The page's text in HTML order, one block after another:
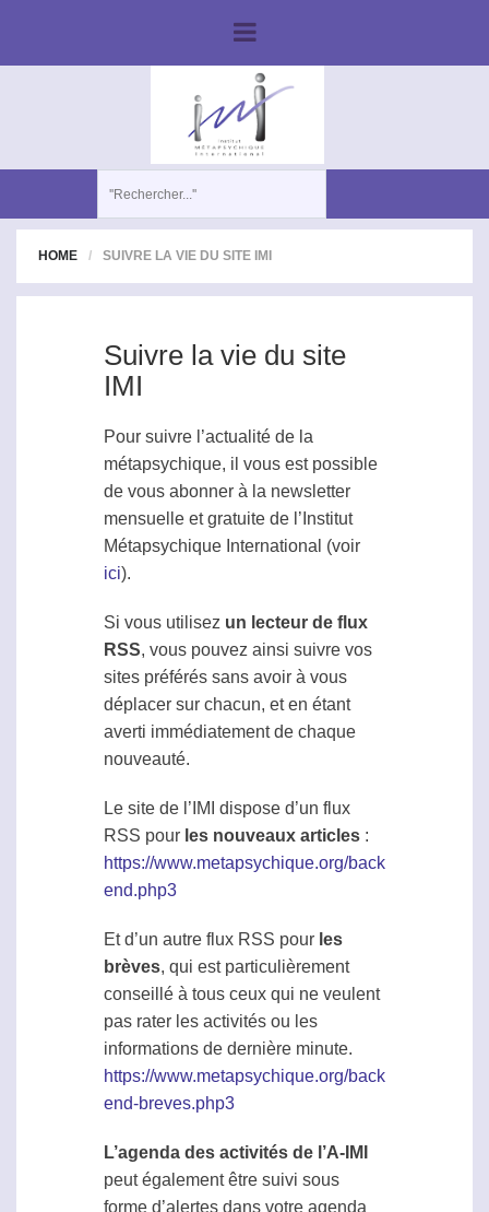
HOME SUIVRE LA VIE DU SITE IMI
Suivre la vie du site
IMI
Pour suivre l’actualité de la
métapsychique, il vous est possible
de vous abonner à la newsletter
mensuelle et gratuite de l’Institut
Métapsychique International (voir
ici).
Si vous utilisez un lecteur de flux
RSS, vous pouvez ainsi suivre vos
sites préférés sans avoir à vous
déplacer sur chacun, et en étant
averti immédiatement de chaque
nouveauté.
Le site de l’IMI dispose d’un flux
RSS pour les nouveaux articles :
https://www.metapsychique.org/back
end.php3
Et d’un autre flux RSS pour les
brèves, qui est particulièrement
conseillé à tous ceux qui ne veulent
pas rater les activités ou les
informations de dernière minute.
https://www.metapsychique.org/back
end-breves.php3
L’agenda des activités de l’A-IMI
peut également être suivi sous
forme d’alertes dans votre agenda